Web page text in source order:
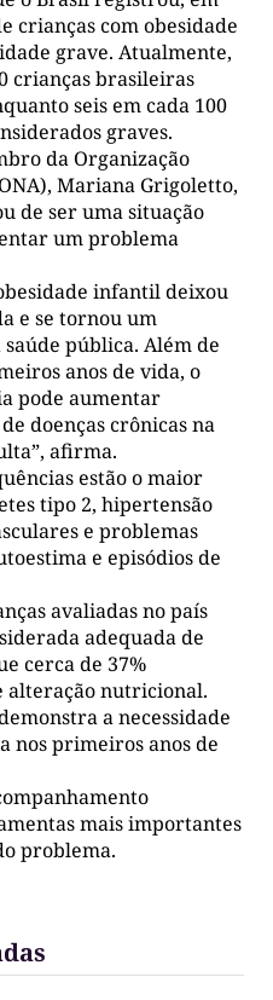
crianças com obesidade
grave. Atualmente,
crianças brasileiras
seis em cada 100
graves.
da Organização
Mariana Grigoletto,
de ser uma situação
um problema
infantil deixou
e se tornou um
pública. Além de
anos de vida, o
pode aumentar
doenças crônicas na
afirma.
estão o maior
tipo 2, hipertensão
e problemas
e episódios de
avaliadas no país
adequada de
cerca de 37%
alteração nutricional.
a necessidade
nos primeiros anos de
mais importantes
problema.